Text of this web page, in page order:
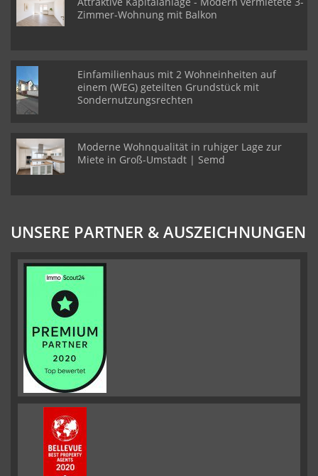
Zimmer-Wohnung mit Balkon
Einfamilienhaus mit 2 Wohneinheiten auf
einem (WEG) geteilten Grundstück mit
Sondernutzungsrechten
Moderne Wohnqualität in ruhiger Lage zur
Miete in Groß-Umstadt | Semd
UNSERE PARTNER & AUSZEICHNUNGEN